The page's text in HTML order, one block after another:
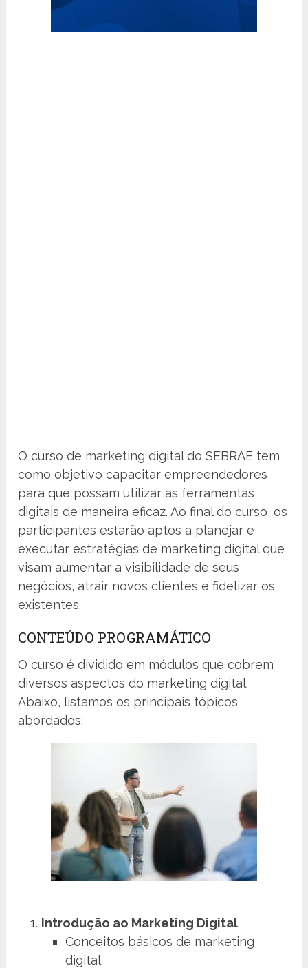
O curso de marketing digital do SEBRAE tem
como objetivo capacitar empreendedores
para que possam utilizar as ferramentas
digitais de maneira eficaz. Ao final do curso, os
participantes estarão aptos a planejar e
executar estratégias de marketing digital que
visam aumentar a visibilidade de seus
negócios, atrair novos clientes e fidelizar os
existentes.
CONTEÚDO PROGRAMÁTICO
O curso é dividido em módulos que cobrem
diversos aspectos do marketing digital.
Abaixo, listamos os principais tópicos
abordados:
Introdução ao Marketing Digital
Conceitos básicos de marketing
digital